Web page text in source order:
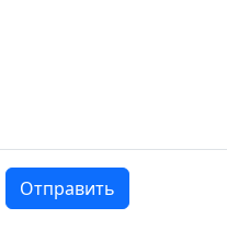
Отправить